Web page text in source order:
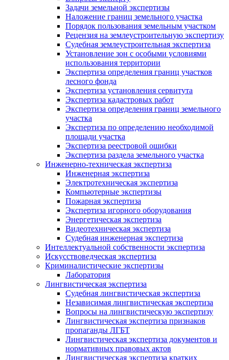
Задачи земельной экспертизы
Наложение границ земельного участка
Порядок пользования земельным участком
Рецензия на землеустроительную экспертизу
Судебная землеустроительная экспертиза
Установление зон с особыми условиями
использования территории
Экспертиза определения границ участков
лесного фонда
Экспертиза установления сервитута
Экспертиза кадастровых работ
Экспертиза определения границ земельного
участка
Экспертиза по определению необходимой
площади участка
Экспертиза реестровой ошибки
Экспертиза раздела земельного участка
Инженерно-техническая экспертиза
Инженерная экспертиза
Электротехническая экспертиза
Компьютерные экспертизы
Пожарная экспертиза
Экспертиза игорного оборудования
Энергетическая экспертиза
Видеотехническая экспертиза
Судебная инженерная экспертиза
Интеллектуальной собственности экспертиза
Искусствоведческая экспертиза
Криминалистические экспертизы
Лаборатория
Лингвистическая экспертиза
Судебная лингвистическая экспертиза
Независимая лингвистическая экспертиза
Вопросы на лингвистическую экспертизу
Лингвистическая экспертиза признаков
пропаганды ЛГБТ
Лингвистическая экспертиза документов и
нормативных правовых актов
Лингвистическая экспертиза кратких